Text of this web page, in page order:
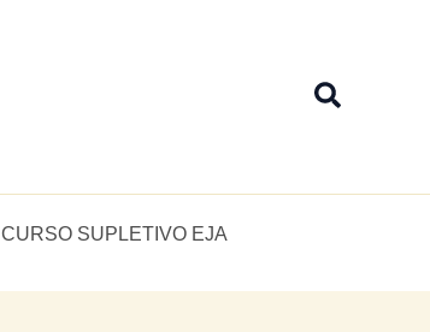
CURSO SUPLETIVO EJA